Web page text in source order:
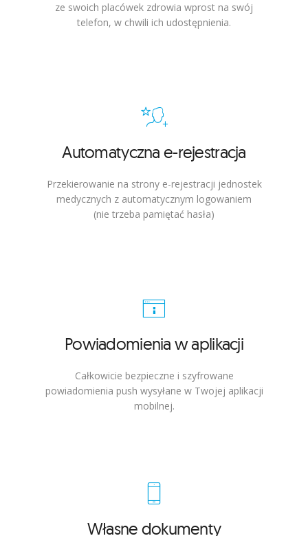
ze swoich placówek zdrowia wprost na swój
telefon, w chwili ich udostępnienia.
Automatyczna e-rejestracja
Przekierowanie na strony e-rejestracji jednostek
medycznych z automatycznym logowaniem
(nie trzeba pamiętać hasła)
Powiadomienia w aplikacji
Całkowicie bezpieczne i szyfrowane
powiadomienia push wysyłane w Twojej aplikacji
mobilnej.
Własne dokumenty